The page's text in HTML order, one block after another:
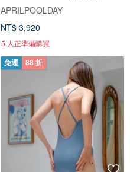
APRILPOOLDAY
NT$ 3,920
5 人正準備購買
免運 88 折